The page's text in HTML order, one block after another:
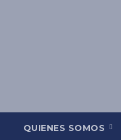
QUIENES SOMOS